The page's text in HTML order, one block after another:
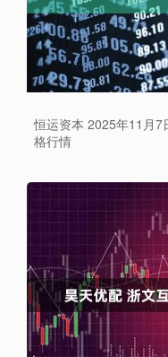
恒运资本 2025年11月7
格行情